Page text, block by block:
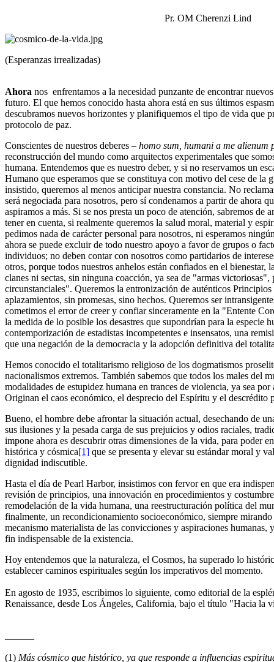
Pr. OM Cherenzi Lind
(Esperanzas irrealizadas)
Ahora nos enfrentamos a la necesidad punzante de encontrar
futuro. El que hemos conocido hasta ahora está en sus últimos
descubramos nuevos horizontes y planifiquemos el tipo de vida que
protocolo de paz.
Conscientes de nuestros deberes – homo sum, humani a me alienum
reconstrucción del mundo como arquitectos experimentales que
humana. Entendemos que es nuestro deber, y si no reservamos un
Humano que esperamos que se constituya con motivo del cese de la
insistido, queremos al menos anticipar nuestra constancia. No
será negociada para nosotros, pero sí condenamos a partir de ahora
aspiramos a más. Si se nos presta un poco de atención, sabremos de
tener en cuenta, si realmente queremos la salud moral, material y
pedimos nada de carácter personal para nosotros, ni esperamos
ahora se puede excluir de todo nuestro apoyo a favor de grupos o
individuos; no deben contar con nosotros como partidarios de
otros, porque todos nuestros anhelos están confiados en el bienestar,
clanes ni sectas, sin ninguna coacción, ya sea de "armas
circunstanciales". Queremos la entronización de auténticos
aplazamientos, sin promesas, sino hechos. Queremos ser
cometimos el error de creer y confiar sinceramente en la "Entente
la medida de lo posible los desastres que supondrían para la especie
contemporización de estadistas incompetentes e insensatos, una
que una negación de la democracia y la adopción definitiva del
Hemos conocido el totalitarismo religioso de los dogmatismos
nacionalismos extremos. También sabemos que todos los males del
modalidades de estupidez humana en trances de violencia, ya sea
Originan el caos económico, el desprecio del Espíritu y el descrédito
Bueno, el hombre debe afrontar la situación actual, desechando de
sus ilusiones y la pesada carga de sus prejuicios y odios raciales,
impone ahora es descubrir otras dimensiones de la vida, para poder
histórica y cósmica[1] que se presenta y elevar su estándar moral y
dignidad indiscutible.
Hasta el día de Pearl Harbor, insistimos con fervor en que era
revisión de principios, una innovación en procedimientos y
remodelación de la vida humana, una reestructuración política del
finalmente, un recondicionamiento socioeconómico, siempre
mecanismo materialista de las convicciones y aspiraciones
fin indispensable de la existencia.
Hoy entendemos que la naturaleza, el Cosmos, ha superado lo
establecer caminos espirituales según los imperativos del momento.
En agosto de 1935, escribimos lo siguiente, como editorial de la
Renaissance, desde Los Ángeles, California, bajo el título "Hacia la
(1) Más cósmico que histórico, ya que responde a influencias